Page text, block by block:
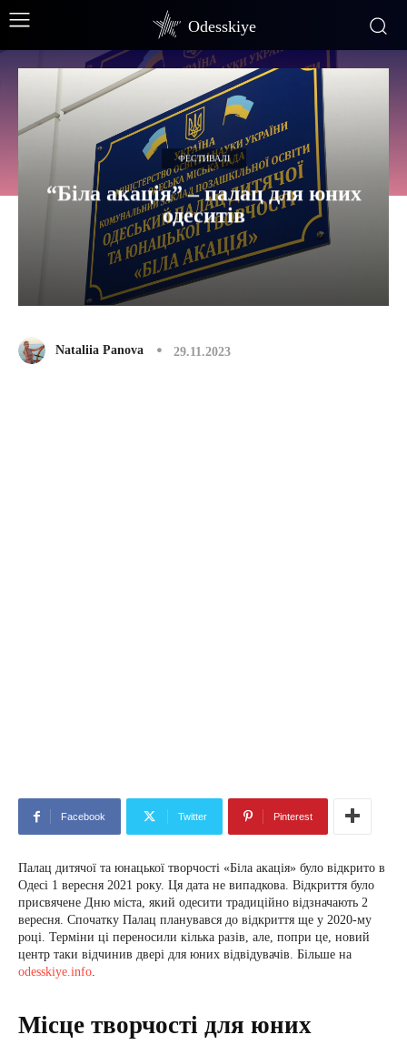
Odesskiye
ФЕСТИВАЛІ
“Біла акація” – палац для юних
одеситів
Nataliia Panova 29.11.2023
Facebook Twitter Pinterest
Палац дитячої та юнацької творчості «Біла акація» було відкрито в
Одесі 1 вересня 2021 року. Ця дата не випадкова. Відкриття було
присвячене Дню міста, який одесити традиційно відзначають 2
вересня. Спочатку Палац планувався до відкриття ще у 2020-му
році. Терміни ці переносили кілька разів, але, попри це, новий
центр таки відчинив двері для юних відвідувачів. Більше на
odesskiye.info.
Місце творчості для юних